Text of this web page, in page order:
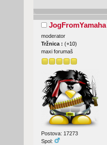
JogFromYamaha
moderator
Tržnica : (+10)
maxi forumaš
Postova: 17273
Spol: